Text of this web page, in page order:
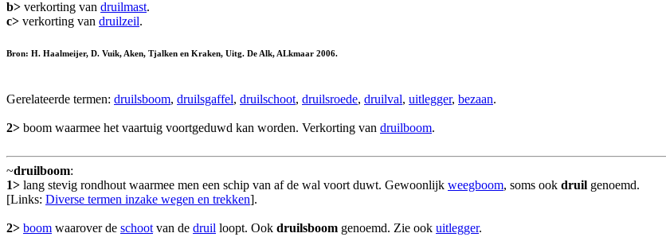
b> verkorting van druilmast.
c> verkorting van druilzeil.
Bron: H. Haalmeijer, D. Vuik, Aken, Tjalken en Kraken, Uitg. De Alk, ALkmaar 2006.
Gerelateerde termen: druilsboom, druilsgaffel, druilschoot, druilsroede, druilval, uitlegger, bezaan.
2> boom waarmee het vaartuig voortgeduwd kan worden. Verkorting van druilboom.
~druilboom:
1> lang stevig rondhout waarmee men een schip van af de wal voort duwt. Gewoonlijk weegboom, soms ook druil genoemd.
[Links: Diverse termen inzake wegen en trekken].
2> boom waarover de schoot van de druil loopt. Ook druilsboom genoemd. Zie ook uitlegger.